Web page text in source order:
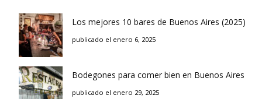
Los mejores 10 bares de Buenos Aires (2025)
publicado el enero 6, 2025
Bodegones para comer bien en Buenos Aires
publicado el enero 29, 2025